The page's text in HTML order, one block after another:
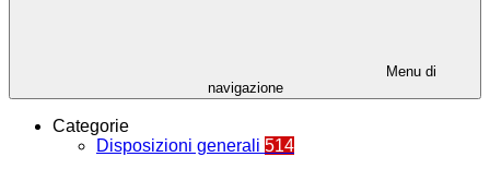
Menu di
navigazione
Categorie
Disposizioni generali 514